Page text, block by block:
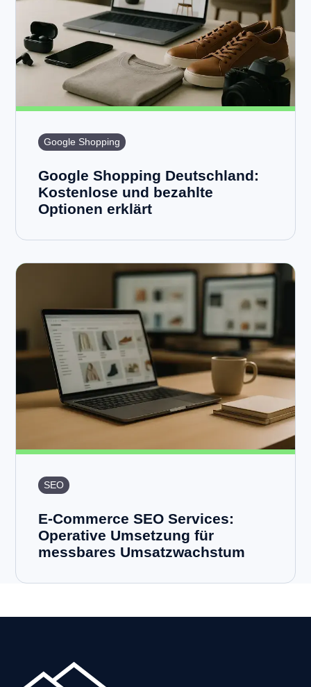
Google Shopping
Google Shopping Deutschland:
Kostenlose und bezahlte
Optionen erklärt
SEO
E-Commerce SEO Services:
Operative Umsetzung für
messbares Umsatzwachstum